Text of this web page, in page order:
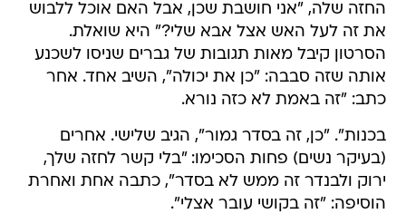
החזה שלה, "אני חושבת שכן, אבל האם אוכל ללבוש
את זה לעל האש אצל אבא שלי?" היא שואלת.
הסרטון קיבל מאות תגובות של גברים שניסו לשכנע
אותה שזה סבבה: "כן את יכולה", השיב אחד. אחר
כתב: "זה באמת לא כזה נורא.
בכנות". "כן, זה בסדר גמור", הגיב שלישי. אחרים
(בעיקר נשים) פחות הסכימו: "בלי קשר לחזה שלך,
ירוק ולבנדר זה ממש לא בסדר", כתבה אחת ואחרת
הוסיפה: "זה בקושי עובר אצלי".